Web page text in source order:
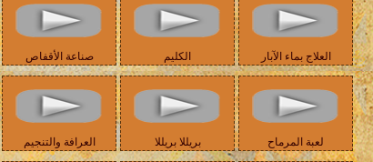
العلاج بماء الآبار الكليم صناعة الأقفاص
لعبة المرماح بريللا بريللا العرافة والتنجيم